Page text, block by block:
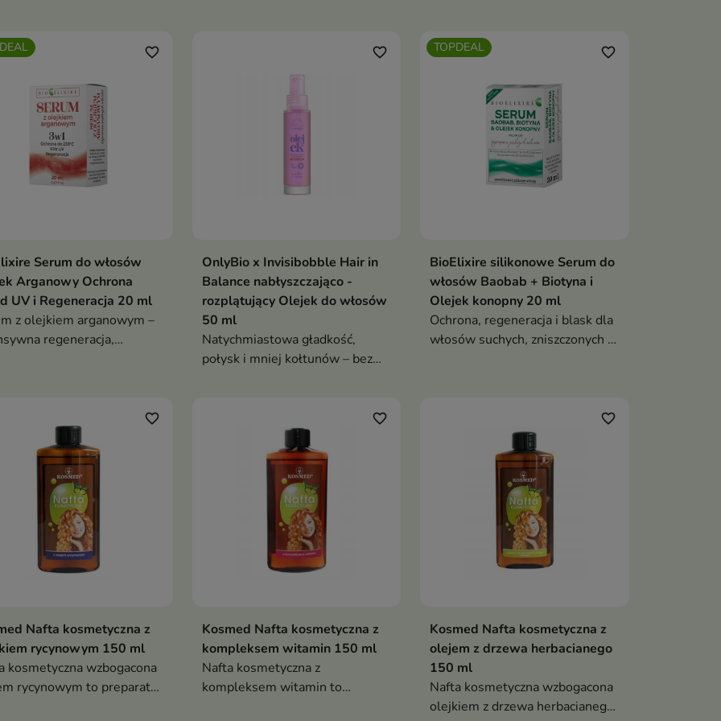
zapach jaśminu i
efekt glow, ochrona koloru i
favorite_border
Serum do włosów
Arganowy Ochrona
UV i Regeneracja 20 ml
z olejkiem arganowym –
regeneracja,
i stylizowanych
favorite_border
OnlyBio x Invisibobble Hair in
Balance nabłyszczająco -
rozplątujący Olejek do włosów
50 ml
Natychmiastowa gładkość,
połysk i mniej kołtunów – bez
TOPDEAL favorite_border
BioElixire silikonowe Serum do
włosów Baobab + Biotyna i
Olejek konopny 20 ml
Ochrona, regeneracja i blask dla
włosów suchych, zniszczonych i
favorite_border
Nafta kosmetyczna z
rycynowym 150 ml
kosmetyczna wzbogacona
rycynowym to preparat
favorite_border
Kosmed Nafta kosmetyczna z
kompleksem witamin 150 ml
Nafta kosmetyczna z
kompleksem witamin to
favorite_border
Kosmed Nafta kosmetyczna z
olejem z drzewa herbacianego
150 ml
Nafta kosmetyczna wzbogacona
olejkiem z drzewa herbacianego